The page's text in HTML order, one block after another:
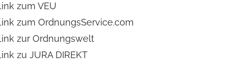
zum VEU
zum OrdnungsService.com
zur Ordnungswelt
zu JURA DIREKT